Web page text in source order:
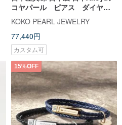
コヤパール ピアス ダイヤモ
ンド 婚禮配飾 節日禮物直邮
KOKO PEARL JEWELRY
77,440円
カスタム可
15%OFF